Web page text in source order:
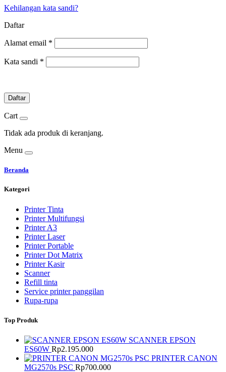
Kehilangan kata sandi?
Daftar
Alamat email *
Kata sandi *
Daftar
Cart
Tidak ada produk di keranjang.
Menu
Beranda
Kategori
Printer Tinta
Printer Multifungsi
Printer A3
Printer Laser
Printer Portable
Printer Dot Matrix
Printer Kasir
Scanner
Refill tinta
Service printer panggilan
Rupa-rupa
Top Produk
SCANNER EPSON
ES60W Rp2.195.000
PRINTER CANON
MG2570s PSC Rp700.000